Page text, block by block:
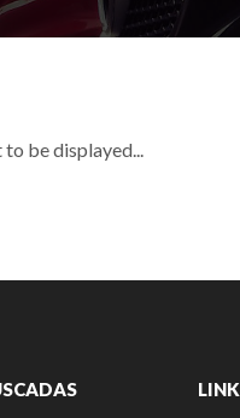
be displayed...